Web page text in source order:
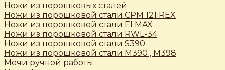
Ножи из порошковых сталей
Ножи из порошковой стали CPM 121 REX
Ножи из порошковой стали ELMAX
Ножи из порошковой стали RWL-34
Ножи из порошковой стали S390
Ножи из порошковой стали М390 , М398
Мечи ручной работы